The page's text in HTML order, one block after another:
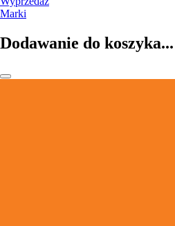
Marki
Dodawanie do koszyka...